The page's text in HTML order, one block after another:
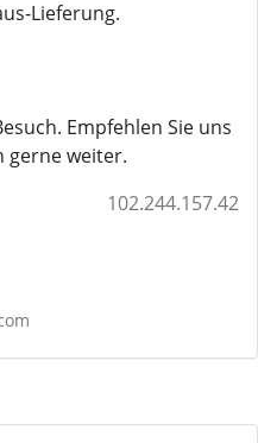
Lieferung.
Empfehlen Sie uns
gerne weiter.
102.244.157.42